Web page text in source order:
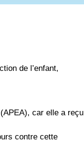
de l’enfant,
car elle a reçu
contre cette